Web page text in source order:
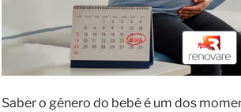
Saber o gênero do bebê é um dos